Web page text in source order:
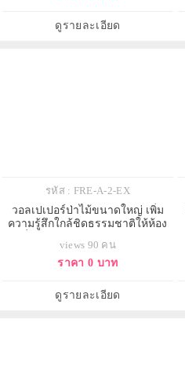
ดูรายละเอียด
รหัส : FRE-A-2-EX
วอลเปเปอร์ป่าไม้ขนาดใหญ่ เพิ่ม
ความรู้สึกใกล้ชิดธรรมชาติให้ห้อง
views 90 คน
ราคา 0 บาท
ดูรายละเอียด